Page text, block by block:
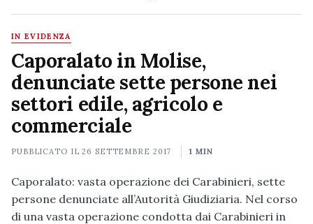
IN EVIDENZA
Caporalato in Molise,
denunciate sette persone nei
settori edile, agricolo e
commerciale
PUBBLICATO IL26 SETTEMBRE 2017 1 MIN
Caporalato: vasta operazione dei Carabinieri, sette
persone denunciate all’Autorità Giudiziaria. Nel corso
di una vasta operazione condotta dai Carabinieri in